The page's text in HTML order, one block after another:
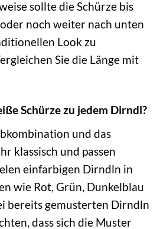
sollte die Schürze bis
noch weiter nach unten
Look zu
Sie die Länge mit
Schürze zu jedem Dirndl?
und das
klassisch und passen
einfarbigen Dirndln in
wie Rot, Grün, Dunkelblau
bereits gemusterten Dirndln
dass sich die Muster